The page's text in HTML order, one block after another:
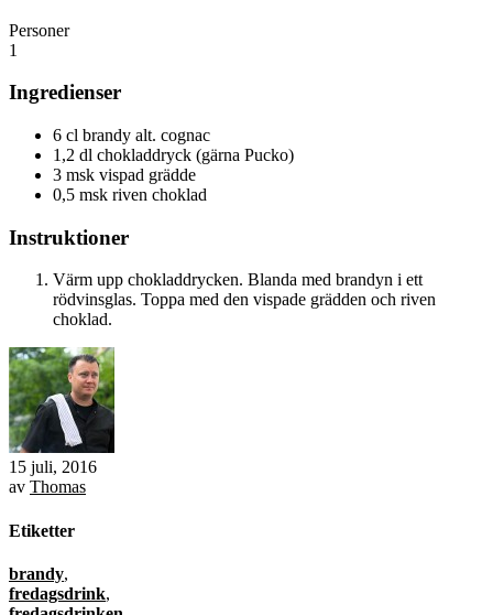
Personer
1
Ingredienser
6 cl brandy alt. cognac
1,2 dl chokladdryck (gärna Pucko)
3 msk vispad grädde
0,5 msk riven choklad
Instruktioner
Värm upp chokladdrycken. Blanda med brandyn i ett
rödvinsglas. Toppa med den vispade grädden och riven
choklad.
15 juli, 2016
av Thomas
Etiketter
brandy,
fredagsdrink,